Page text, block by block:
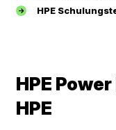
HPE
HPE
HPE